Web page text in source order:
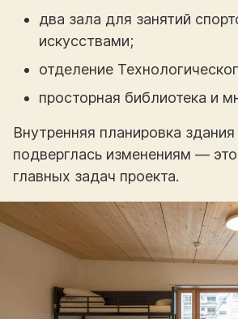
два зала для занятий
искусствами;
отделение
просторная библиотека и
Внутренняя планировка
подверглась изменениям —
главных задач проекта.